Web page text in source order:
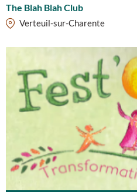
The Blah Blah Club
Verteuil-sur-Charente